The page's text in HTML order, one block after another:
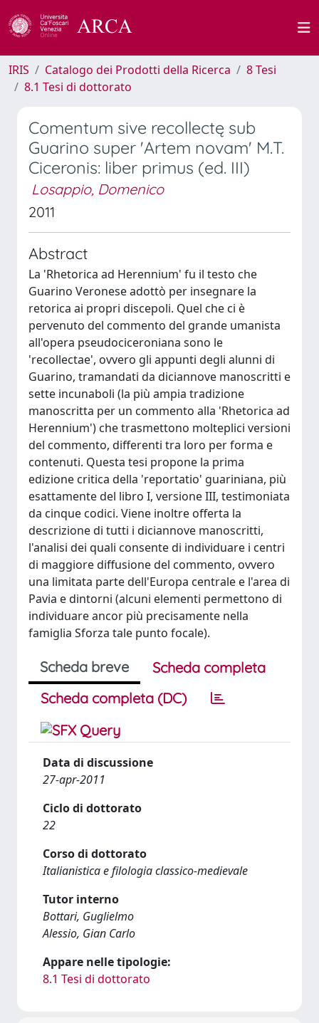
IRIS Catalogo dei Prodotti della Ricerca
8 Tesi
8.1 Tesi di dottorato
Comentum sive recollectę sub
Guarino super 'Artem novam' M.T.
Ciceronis: liber primus (ed. III)
Losappio, Domenico
2011
Abstract
La 'Rhetorica ad Herennium' fu il testo che
Guarino Veronese adottò per insegnare la
retorica ai propri discepoli. Quel che ci è
pervenuto del commento del grande umanista
all'opera pseudociceroniana sono le
'recollectae', ovvero gli appunti degli alunni di
Guarino, tramandati da diciannove manoscritti e
sette incunaboli (la più ampia tradizione
manoscritta per un commento alla 'Rhetorica ad
Herennium') che trasmettono molteplici versioni
del commento, differenti tra loro per forma e
contenuti. Questa tesi propone la prima
edizione critica della 'reportatio' guariniana, più
esattamente del libro I, versione III, testimoniata
da cinque codici. Viene inoltre offerta la
descrizione di tutti i diciannove manoscritti,
l'analisi dei quali consente di individuare i centri
di maggiore diffusione del commento, ovvero
una limitata parte dell'Europa centrale e l'area di
Pavia e dintorni (alcuni elementi permettono di
individuare ancor più precisamente nella
famiglia Sforza tale punto focale).
Scheda breve
Scheda completa
Scheda completa (DC)
Data di discussione
27-apr-2011
Ciclo di dottorato
22
Corso di dottorato
Italianistica e filologia classico-medievale
Tutor interno
Bottari, Guglielmo
Alessio, Gian Carlo
Appare nelle tipologie:
8.1 Tesi di dottorato